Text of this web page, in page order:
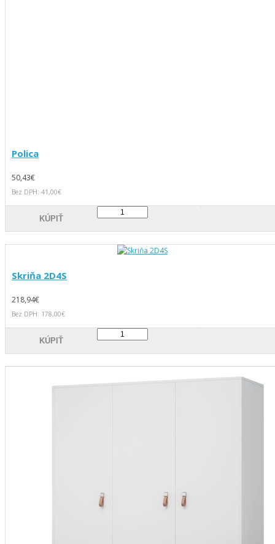
Polica
50,43€
Bez DPH: 41,00€
KÚPIŤ
Skriňa 2D4S
218,94€
Bez DPH: 178,00€
KÚPIŤ